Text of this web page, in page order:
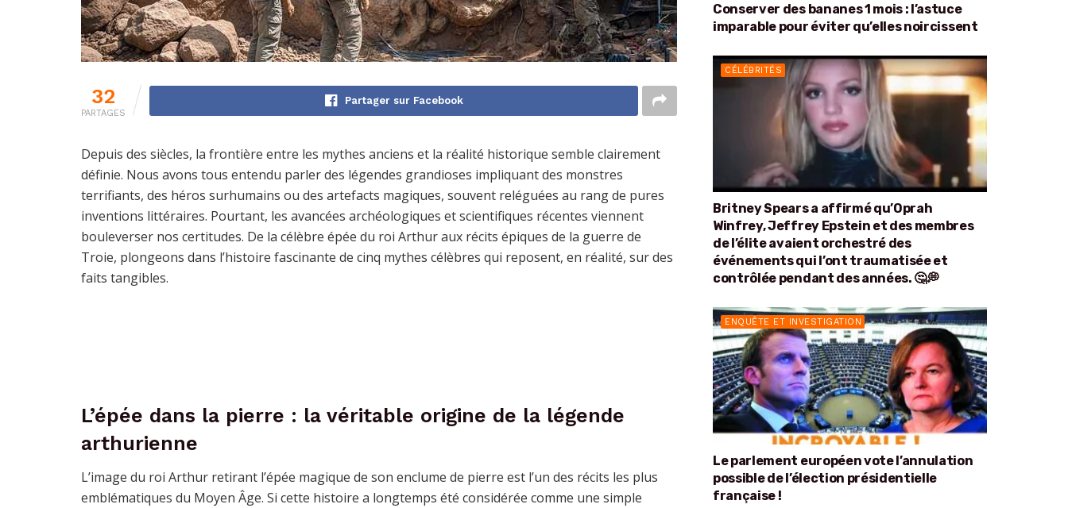
32
PARTAGES
Partager sur Facebook
Depuis des siècles, la frontière entre les mythes anciens et la réalité historique semble clairement
définie. Nous avons tous entendu parler des légendes grandioses impliquant des monstres
terrifiants, des héros surhumains ou des artefacts magiques, souvent reléguées au rang de pures
inventions littéraires. Pourtant, les avancées archéologiques et scientifiques récentes viennent
bouleverser nos certitudes. De la célèbre épée du roi Arthur aux récits épiques de la guerre de
Troie, plongeons dans l’histoire fascinante de cinq mythes célèbres qui reposent, en réalité, sur des
faits tangibles.
L’épée dans la pierre : la véritable origine de la légende
arthurienne
L’image du roi Arthur retirant l’épée magique de son enclume de pierre est l’un des récits les plus
emblématiques du Moyen Âge. Si cette histoire a longtemps été considérée comme une simple
Conserver des bananes 1 mois : l’astuce
imparable pour éviter qu’elles noircissent
CÉLÉBRITÉS
Britney Spears a affirmé qu’Oprah
Winfrey, Jeffrey Epstein et des membres
de l’élite avaient orchestré des
événements qui l’ont traumatisée et
contrôlée pendant des années. 🤔💭
ENQUÊTE ET INVESTIGATION
Le parlement européen vote l’annulation
possible de l’élection présidentielle
française !